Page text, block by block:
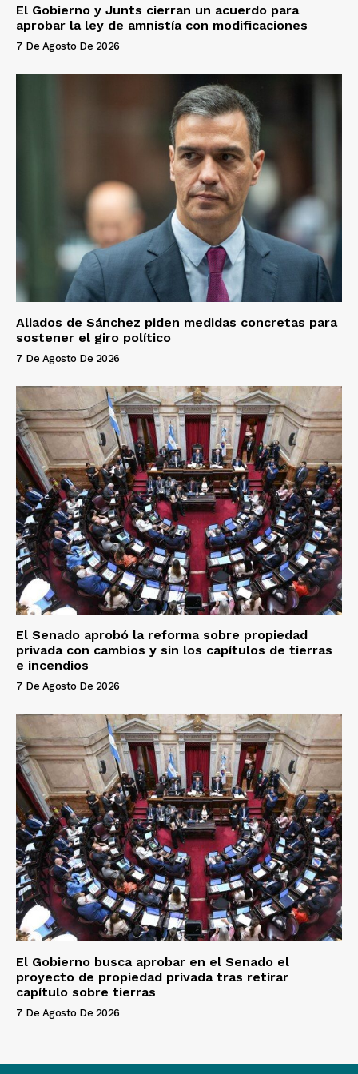
El Gobierno y Junts cierran un acuerdo para
aprobar la ley de amnistía con modificaciones
7 De Agosto De 2026
Aliados de Sánchez piden medidas concretas para
sostener el giro político
7 De Agosto De 2026
El Senado aprobó la reforma sobre propiedad
privada con cambios y sin los capítulos de tierras
e incendios
7 De Agosto De 2026
El Gobierno busca aprobar en el Senado el
proyecto de propiedad privada tras retirar
capítulo sobre tierras
7 De Agosto De 2026